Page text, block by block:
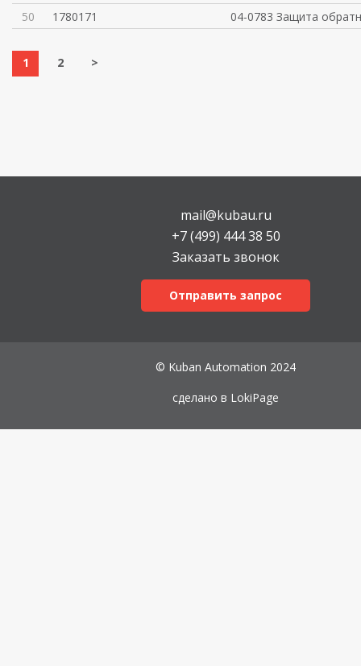
50
1780171 04-0783 Защита
1 2 >
mail@kubau.ru
+7 (499) 444 38 50
Заказать звонок
Отправить запрос
© Kuban Automation 2024
сделано в LokiPage